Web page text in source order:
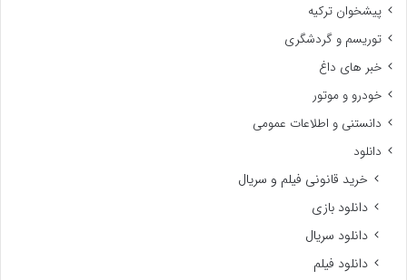
پیشخوان ترکیه
توریسم و گردشگری
خبر های داغ
خودرو و موتور
دانستنی و اطلاعات عمومی
دانلود
خرید قانونی فیلم و سریال
دانلود بازی
دانلود سریال
دانلود فیلم